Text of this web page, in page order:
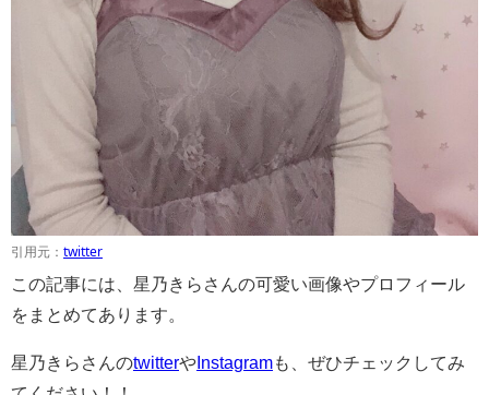
引用元： twitter
この記事には、星乃きらさんの可愛い画像やプロフィール
をまとめてあります。
星乃きらさんのtwitterや Instagramも、ぜひチェックしてみ